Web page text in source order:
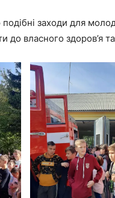
заходи для
до власного здоров’я